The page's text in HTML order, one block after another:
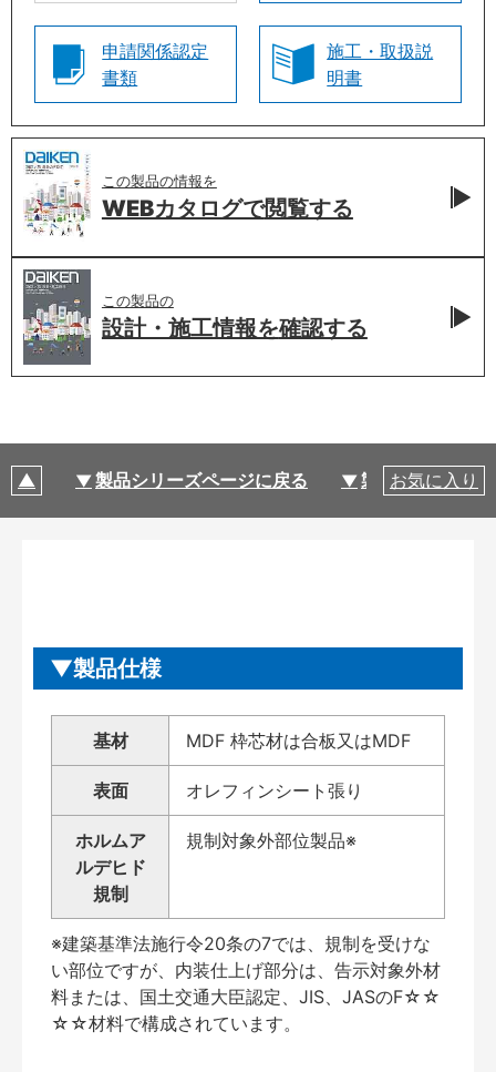
申請関係認定
書類
施工・取扱説
明書
この製品の情報を
WEBカタログで閲覧する
この製品の
設計・施工情報を確認する
製品シリーズページに戻る 製品仕様
お気に入り
製品仕様
基材 MDF 枠芯材は合板又はMDF
表面 オレフィンシート張り
ホルムア
ルデヒド
規制
規制対象外部位製品※
※建築基準法施行令20条の7では、規制を受けな
い部位ですが、内装仕上げ部分は、告示対象外材
料または、国土交通大臣認定、JIS、JASのF☆☆
☆☆材料で構成されています。